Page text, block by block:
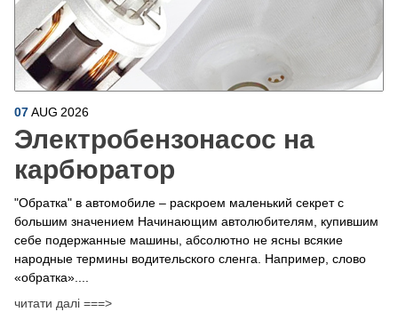
07AUG 2026
Электробензонасос на
карбюратор
"Обратка" в автомобиле – раскроем маленький секрет с
большим значением Начинающим автолюбителям, купившим
себе подержанные машины, абсолютно не ясны всякие
народные термины водительского сленга. Например, слово
«обратка»....
читати далі ===>